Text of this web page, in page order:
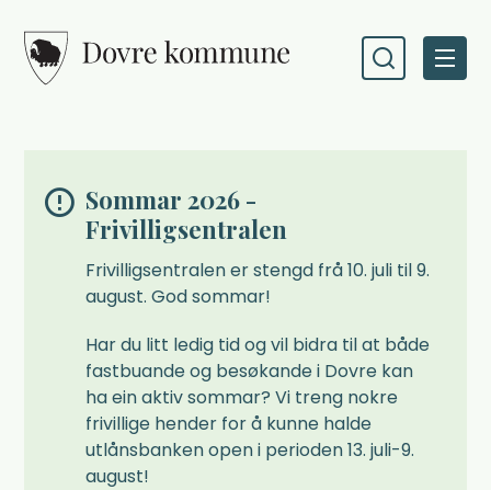
Sommar 2026 -
Frivilligsentralen
Frivilligsentralen er stengd frå 10. juli til 9.
august. God sommar!
Har du litt ledig tid og vil bidra til at både
fastbuande og besøkande i Dovre kan
ha ein aktiv sommar? Vi treng nokre
frivillige hender for å kunne halde
utlånsbanken open i perioden 13. juli-9.
august!